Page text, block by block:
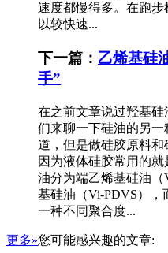
速度都慢得多。在跑
以较快速...
下一篇： 乙烯基硅
手”
在之前文章说过羟基
们来聊一下硅油的另
道，但是做硅胶原料和
因为液体硅胶常用的
油分为端乙烯基硅油
基硅油（Vi-PDVS）
一种不同聚合度...
更多»您可能感兴趣的文章: